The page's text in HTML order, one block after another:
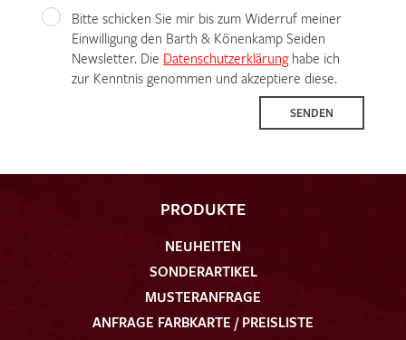
Bitte schicken Sie mir bis zum Widerruf meiner
Einwilligung den Barth & Könenkamp Seiden
Newsletter. Die Datenschutzerklärunghabe ich
zur Kenntnis genommen und akzeptiere diese.
SENDEN
PRODUKTE
NEUHEITEN
SONDERARTIKEL
MUSTERANFRAGE
ANFRAGE FARBKARTE / PREISLISTE